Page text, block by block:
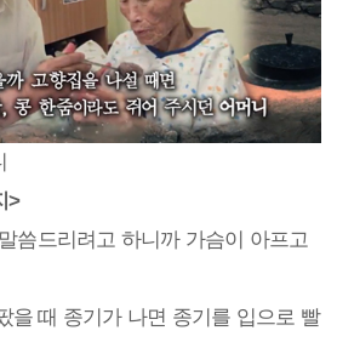
>
씀드리려고 하니까 가슴이 아프고
을 때 종기가 나면 종기를 입으로 빨